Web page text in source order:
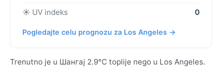
☀️ UV indeks 0
Pogledajte celu prognozu za Los Angeles →
Trenutno je u Шангај 2.9°C toplije nego u Los Angeles.